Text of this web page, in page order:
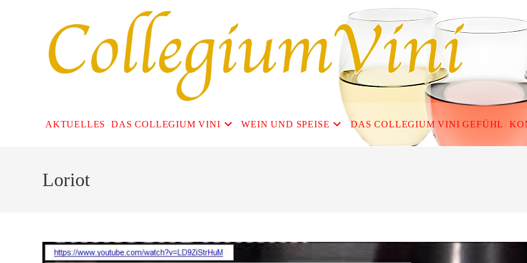
AKTUELLES DAS COLLEGIUM VINI WEIN UND SPEISE DAS COLLEGIUM VINI GEFÜHL
Loriot